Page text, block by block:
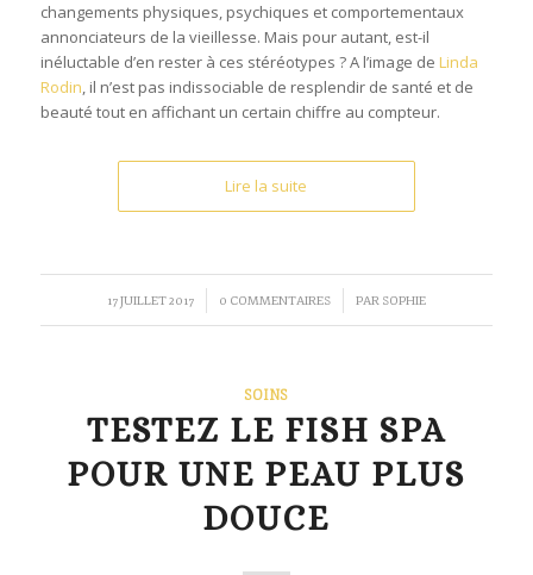
changements physiques, psychiques et comportementaux
annonciateurs de la vieillesse. Mais pour autant, est-il
inéluctable d’en rester à ces stéréotypes ? A l’image de Linda
Rodin, il n’est pas indissociable de resplendir de santé et de
beauté tout en affichant un certain chiffre au compteur.
Lire la suite
17 JUILLET 2017
/ 0 COMMENTAIRES
/ PAR SOPHIE
SOINS
TESTEZ LE FISH SPA
POUR UNE PEAU PLUS
DOUCE